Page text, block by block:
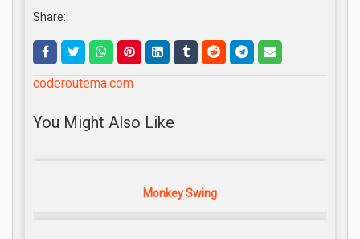
Share:
coderoutema.com
You Might Also Like
Monkey Swing